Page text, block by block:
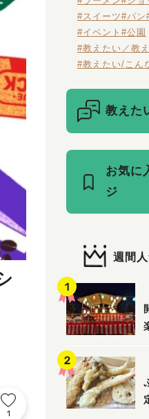
1
#スイーツ#パン
#イベント #公園
#教えたい／教
#教えたい/こん
教えた
お気に
ジ
週間